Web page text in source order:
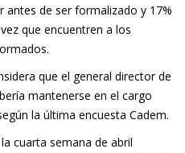
antes de ser formalizado y 17%
que encuentren a los
que el general director de
mantenerse en el cargo
la última encuesta Cadem.
cuarta semana de abril